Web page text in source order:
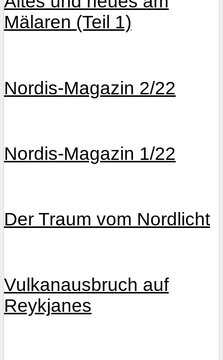
Mälaren (Teil 1)
Nordis-Magazin 2/22
Nordis-Magazin 1/22
Der Traum vom Nordlicht
Vulkanausbruch auf
Reykjanes